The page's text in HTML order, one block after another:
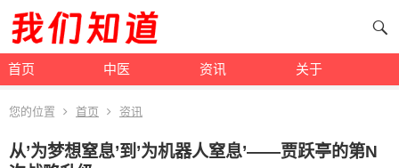
首页 中医 资讯 关于
您的位置 首页 资讯
从’为梦想窒息’到’为机器人窒息’——贾跃亭的第N